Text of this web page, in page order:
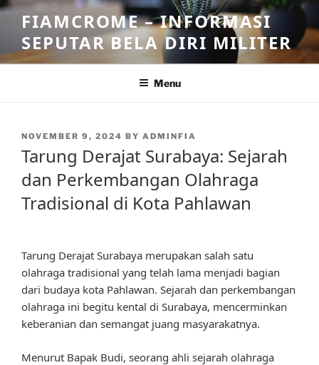
Skip
content
FIAMCROME – INFORMASI
SEPUTAR BELA DIRI MILITER
Menu
POSTED
NOVEMBER 9, 2024 BY ADMINFIA
Tarung Derajat Surabaya: Sejarah
dan Perkembangan Olahraga
Tradisional di Kota Pahlawan
Tarung Derajat Surabaya merupakan salah satu
olahraga tradisional yang telah lama menjadi bagian
dari budaya kota Pahlawan. Sejarah dan perkembangan
olahraga ini begitu kental di Surabaya, mencerminkan
keberanian dan semangat juang masyarakatnya.
Menurut Bapak Budi, seorang ahli sejarah olahraga